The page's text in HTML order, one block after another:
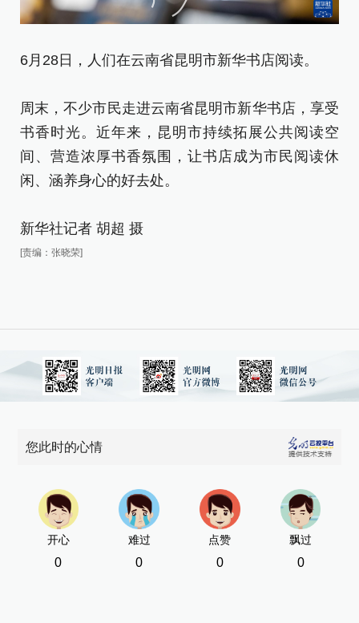
6月28日，人们在云南省昆明市新华书店阅读。
周末，不少市民走进云南省昆明市新华书店，享受
书香时光。近年来，昆明市持续拓展公共阅读空
间、营造浓厚书香氛围，让书店成为市民阅读休
闲、涵养身心的好去处。
新华社记者 胡超 摄
[责编：张晓荣]
您此时的心情
开心
0
难过
0
点赞
0
飘过
0